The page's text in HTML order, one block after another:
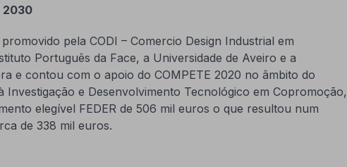
2030
pela CODI – Comercio Design Industrial em
Português da Face, a Universidade de Aveiro e a
e contou com o apoio do COMPETE 2020 no âmbito do
Investigação e Desenvolvimento Tecnológico em Copromoção,
elegível FEDER de 506 mil euros o que resultou num
de 338 mil euros.